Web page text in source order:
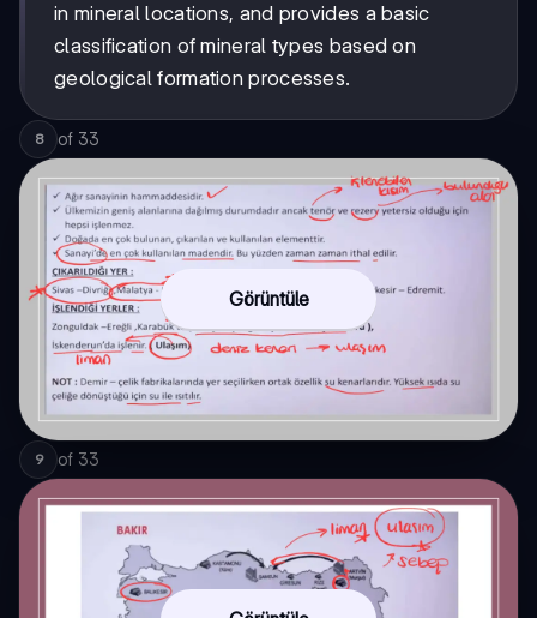
in mineral locations, and provides a basic
classification of mineral types based on
geological formation processes.
8 of 33
Görüntüle
9 of 33